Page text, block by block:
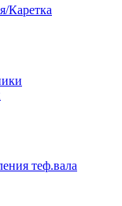
Каретка
теф.вала